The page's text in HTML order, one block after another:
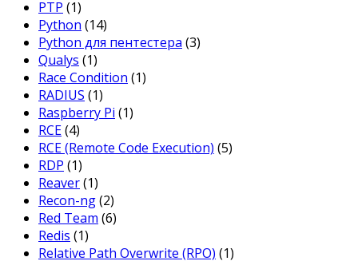
PTP (1)
Python (14)
Python для пентестера (3)
Qualys (1)
Race Condition (1)
RADIUS (1)
Raspberry Pi (1)
RCE(4)
RCE (Remote Code Execution) (5)
RDP (1)
Reaver(1)
Recon-ng(2)
Red Team (6)
Redis (1)
Relative Path Overwrite (RPO) (1)